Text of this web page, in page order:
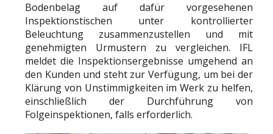
Bodenbelag auf dafür vorgesehenen
Inspektionstischen unter kontrollierter
Beleuchtung zusammenzustellen und mit
genehmigten Urmustern zu vergleichen. IFL
meldet die Inspektionsergebnisse umgehend an
den Kunden und steht zur Verfügung, um bei der
Klärung von Unstimmigkeiten im Werk zu helfen,
einschließlich der Durchführung von
Folgeinspektionen, falls erforderlich.